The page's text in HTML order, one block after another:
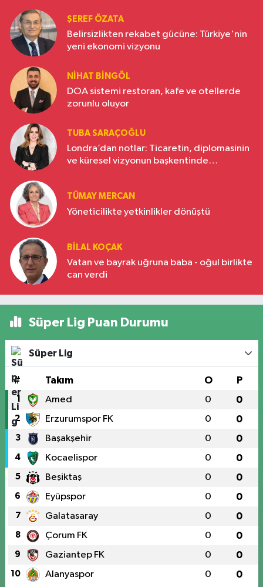
ŞEREF ÖZATA
Belirsizlikten rekabet gücüne: Türkiye'nin
yeni ekonomi vizyonu
NIHAT BINGÖL
DOA sistemi restoran, kafe ve otellerde
zorunlu oluyor
TUBA SARAÇOĞLU
Londra’dan notlar: Ticaretin, diplomasinin
ve küresel vizyonun başkentinde
TÜMAY MERCAN
Yöneticilikte yetkinlikler dönüştü
BILAL KOÇAK
Vatan ve bayrak uğruna baba - oğul birlikte
can verdi
Süper Lig Puan Durumu
Süper Lig
# Takım O P
1 Amed 0 0
2 Erzurumspor FK 0 0
3 Başakşehir 0 0
4 Kocaelispor 0 0
5 Beşiktaş 0 0
6 Eyüpspor 0 0
7 Galatasaray 0 0
8 Çorum FK 0 0
9 Gaziantep FK 0 0
10 Alanyaspor 0 0